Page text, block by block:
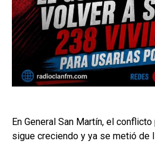
En General San Martín, el
sigue creciendo y ya se metió de